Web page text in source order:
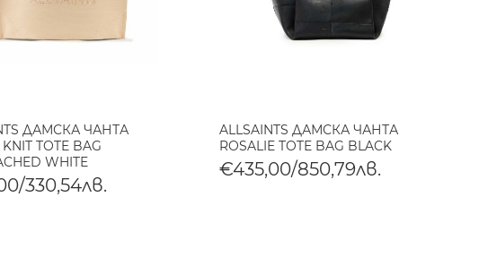
ДАМСКА ЧАНТА
KNIT TOTE BAG
WHITE
330,54лв.
ALLSAINTS ДАМСКА ЧАНТА
ROSALIE TOTE BAG BLACK
€435,00/850,79лв.